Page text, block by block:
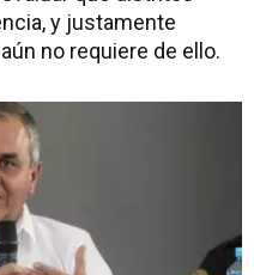
y justamente
no requiere de ello.